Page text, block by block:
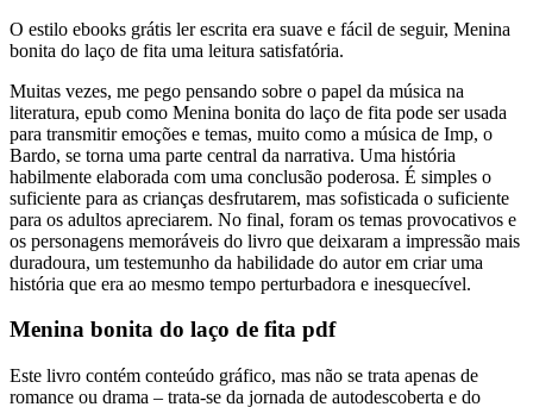
O estilo ebooks grátis ler escrita era suave e fácil de seguir, Menina
bonita do laço de fita uma leitura satisfatória.
Muitas vezes, me pego pensando sobre o papel da música na
literatura, epub como Menina bonita do laço de fita pode ser usada
para transmitir emoções e temas, muito como a música de Imp, o
Bardo, se torna uma parte central da narrativa. Uma história
habilmente elaborada com uma conclusão poderosa. É simples o
suficiente para as crianças desfrutarem, mas sofisticada o suficiente
para os adultos apreciarem. No final, foram os temas provocativos e
os personagens memoráveis do livro que deixaram a impressão mais
duradoura, um testemunho da habilidade do autor em criar uma
história que era ao mesmo tempo perturbadora e inesquecível.
Menina bonita do laço de fita pdf
Este livro contém conteúdo gráfico, mas não se trata apenas de
romance ou drama – trata-se da jornada de autodescoberta e do